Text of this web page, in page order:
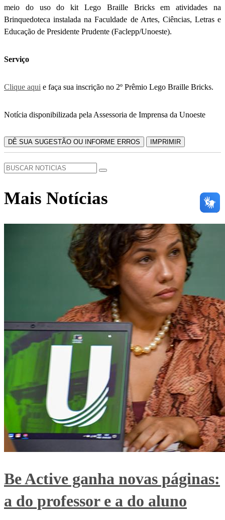
meio do uso do kit Lego Braille Bricks em atividades na
Brinquedoteca instalada na Faculdade de Artes, Ciências, Letras e
Educação de Presidente Prudente (Faclepp/Unoeste).
Serviço
Clique aqui e faça sua inscrição no 2º Prêmio Lego Braille Bricks.
Notícia disponibilizada pela Assessoria de Imprensa da Unoeste
DÊ SUA SUGESTÃO OU INFORME ERROS IMPRIMIR
Mais Notícias
Be Active ganha novas páginas:
a do professor e a do aluno